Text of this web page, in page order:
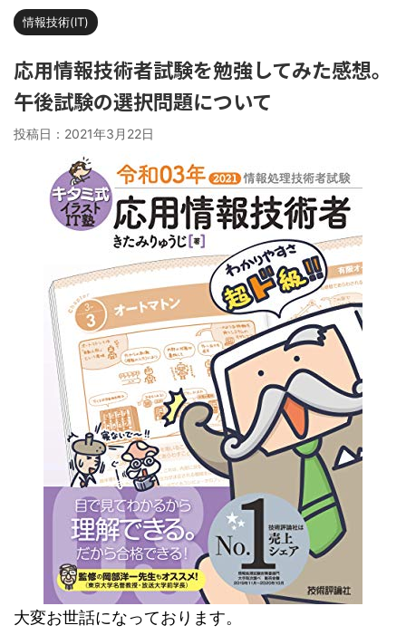
情報技術(IT)
応用情報技術者試験を勉強してみた感想。
午後試験の選択問題について
投稿日： 2021年3月22日
大変お世話になっております。